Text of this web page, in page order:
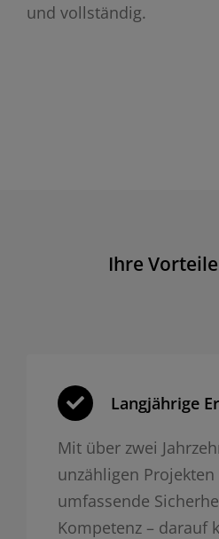
und vollständig.
Ihre
Langjährige
Mit über zwei
unzähligen
umfassende
Kompetenz – darauf